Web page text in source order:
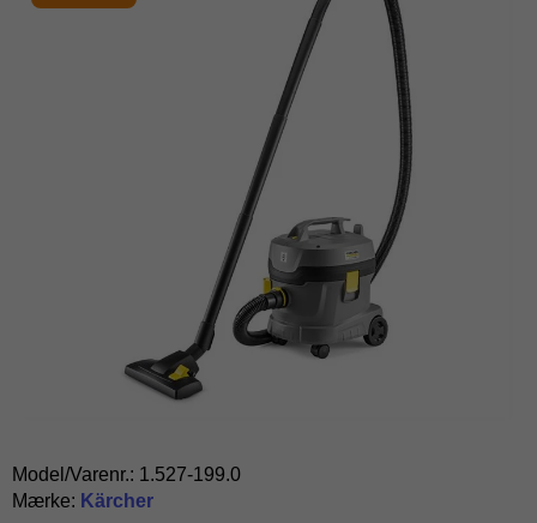
Model/Varenr.: 1.527-199.0
Mærke: Kärcher